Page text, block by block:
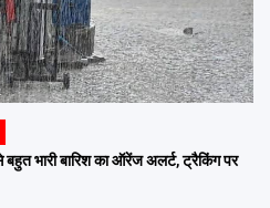
भारी बारिश का ऑरेंज अलर्ट, ट्रैकिंग पर